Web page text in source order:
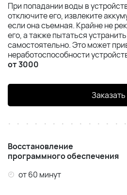
При попадании воды в
отключите его, извлеките
если она съемная. Крайне не
его, а также пытаться
самостоятельно. Это может
неработоспособности
от 3000
Заказать
Восстановление
программного обеспечения
от 60 минут